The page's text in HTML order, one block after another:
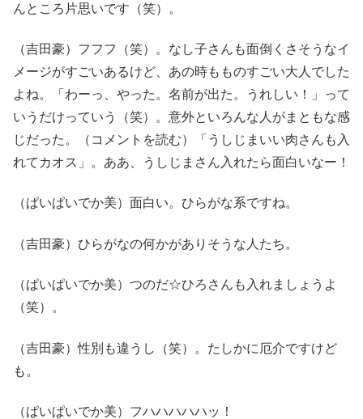
んところ片思いです（笑）。
（吉田豪）フフフ（笑）。なし子さんも面倒くさそうなイ
メージがすごいあるけど、あの時もものすごい大人でした
よね。「わーっ、やった。名前が出た。うれしい！」って
いうだけっていう（笑）。意外といろんな人がまともな感
じだった。（コメントを読む）「うしじまいい肉さんも入
れてカオス」。ああ、うしじまさん入れたら面白いなー！
（ぱいぱいでか美）面白い。ひらがな系ですね。
（吉田豪）ひらがなの何かがありそうな人たち。
（ぱいぱいでか美）つのだ☆ひろさんも入れましょうよ
（笑）。
（吉田豪）性別も違うし（笑）。たしかに厄介ですけど
も。
（ぱいぱいでか美）フハハハハハッ！